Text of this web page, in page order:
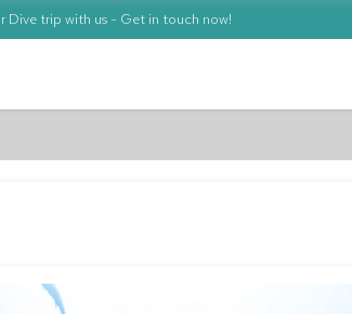
Dive trip with us - Get in touch now!